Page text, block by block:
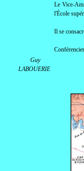
Le Vice-
l'École
Il se
Guy
LABOUERIE